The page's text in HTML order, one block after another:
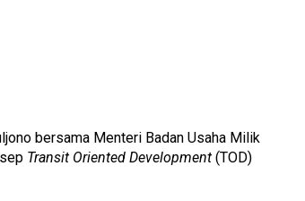
bersama Menteri Badan Usaha Milik
Transit Oriented Development (TOD)